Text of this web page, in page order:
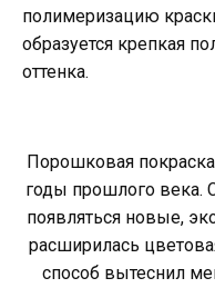
полимеризацию
образуется крепкая
оттенка.
Порошковая
годы прошлого века.
появляться новые,
расширилась
способ вытеснил